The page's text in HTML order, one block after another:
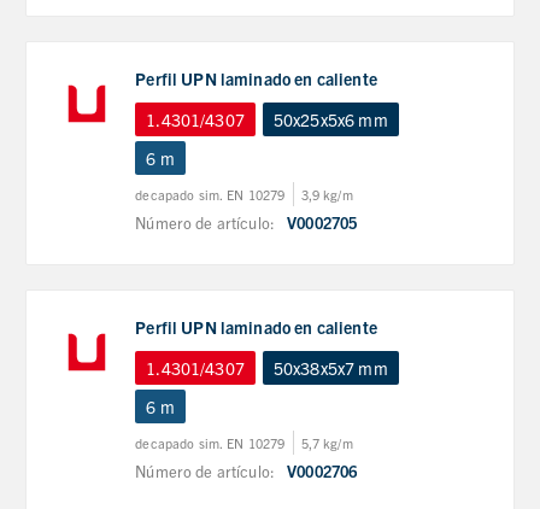
Perfil UPN laminado en caliente
1.4301/4307
50x25x5x6 mm
6 m
decapado sim. EN 10279 3,9 kg/m
Número de artículo: V0002705
Perfil UPN laminado en caliente
1.4301/4307
50x38x5x7 mm
6 m
decapado sim. EN 10279 5,7 kg/m
Número de artículo: V0002706